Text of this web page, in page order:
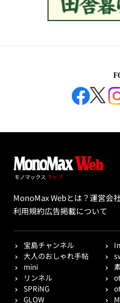
MonoMax Webとは？運営会
利用規約広告掲載について
宝島チャンネル
大人のおしゃれ手帖
mini
リンネル
SPRiNG
GLOW